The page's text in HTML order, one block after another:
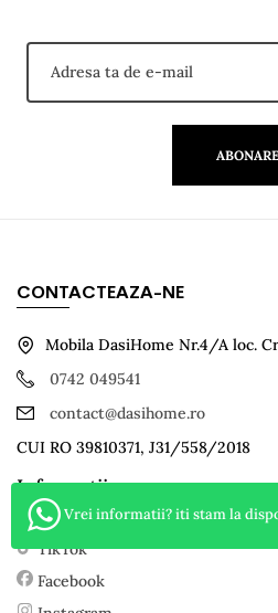
ABONARE
CONTACTEAZA-NE
Mobila DasiHome Nr.4/A loc.
0742 049541
contact@dasihome.ro
CUI RO 39810371, J31/558/2018
Informatii
Categorii
TikTok
Facebook
Vrei informatii? iti stam la